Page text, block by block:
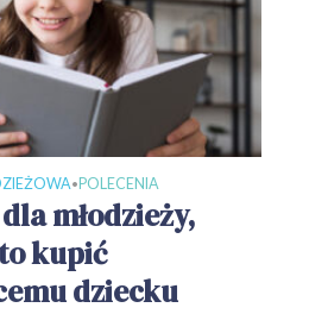
• POLECENIA
młodzieży,
kupić
dziecku